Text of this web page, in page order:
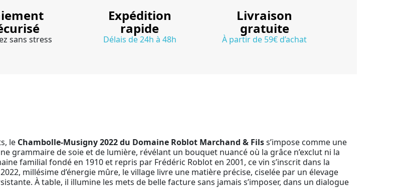
sans stress
Expédition
rapide
Délais de 24h à 48h
Livraison
gratuite
À partir de 59€ d’achat
le Chambolle-Musigny 2022 du Domaine Roblot Marchand & Filss’impose comme une
grammaire de soie et de lumière, révélant un bouquet nuancé où la grâce n’exclut ni la
familial fondé en 1910 et repris par Frédéric Roblot en 2001, ce vin s’inscrit dans la
millésime d’énergie mûre, le village livre une matière précise, ciselée par un élevage
À table, il illumine les mets de belle facture sans jamais s’imposer, dans un dialogue